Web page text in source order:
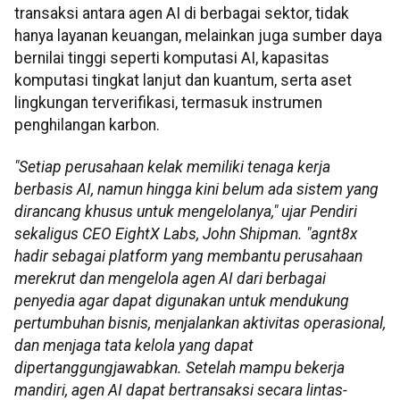
transaksi antara agen AI di berbagai sektor, tidak
hanya layanan keuangan, melainkan juga sumber daya
bernilai tinggi seperti komputasi AI, kapasitas
komputasi tingkat lanjut dan kuantum, serta aset
lingkungan terverifikasi, termasuk instrumen
penghilangan karbon.
"Setiap perusahaan kelak memiliki tenaga kerja
berbasis AI, namun hingga kini belum ada sistem yang
dirancang khusus untuk mengelolanya," ujar Pendiri
sekaligus CEO EightX Labs, John Shipman. "agnt8x
hadir sebagai platform yang membantu perusahaan
merekrut dan mengelola agen AI dari berbagai
penyedia agar dapat digunakan untuk mendukung
pertumbuhan bisnis, menjalankan aktivitas operasional,
dan menjaga tata kelola yang dapat
dipertanggungjawabkan. Setelah mampu bekerja
mandiri, agen AI dapat bertransaksi secara lintas-